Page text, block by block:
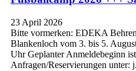
23 April 2026
Bitte vormerken: EDEKA
Blankenloch vom 3. bis 5.
Uhr Geplanter Anmeldebeginn
Anfragen/Reservierungen unter: